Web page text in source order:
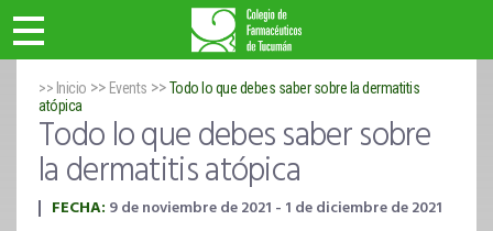
>> Inicio >> Events >>Todo lo que debes saber sobre la dermatitis
atópica
Todo lo que debes saber sobre
la dermatitis atópica
FECHA: 9 de noviembre de 2021 - 1 de diciembre de 2021